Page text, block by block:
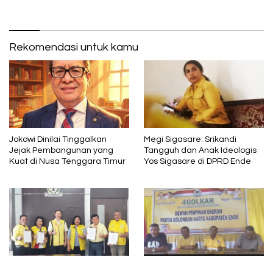
Rekomendasi untuk kamu
Jokowi Dinilai Tinggalkan
Jejak Pembangunan yang
Kuat di Nusa Tenggara Timur
Megi Sigasare: Srikandi
Tangguh dan Anak Ideologis
Yos Sigasare di DPRD Ende